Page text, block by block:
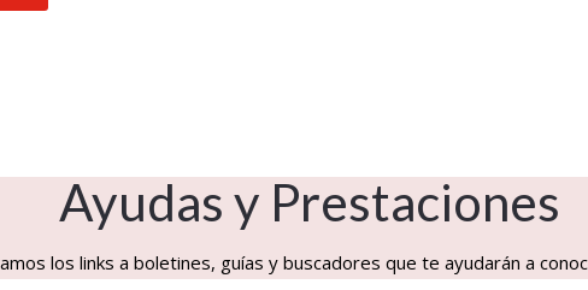
Ayudas y Prestaciones
los links a boletines, guías y buscadores que te ayudarán a